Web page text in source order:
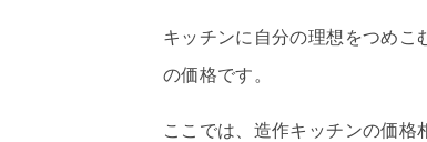
キッチンに自分の理想をつめこ
の価格です。
ここでは、造作キッチンの価